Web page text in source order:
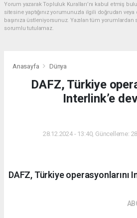
Yorum yazarak Topluluk Kuralları’nı kabul etmiş
sitesine yaptığınız yorumunuzla ilgili doğrudan
başınıza üstleniyorsunuz. Yazılan tüm
sorumlu tutulamaz.
Anasayfa Dünya
DAFZ, Türkiye
Interlink’e
28.12.2024 - 13:40, Güncelleme:
DAFZ, Türkiye operasyonlarını